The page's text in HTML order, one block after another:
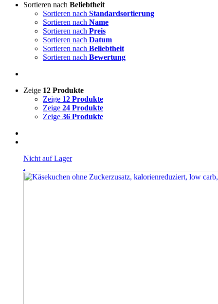
Sortieren nach Beliebtheit
Sortieren nach Standardsortierung
Sortieren nach Name
Sortieren nach Preis
Sortieren nach Datum
Sortieren nach Beliebtheit
Sortieren nach Bewertung
Zeige 12 Produkte
Zeige 12 Produkte
Zeige 24 Produkte
Zeige 36 Produkte
Nicht auf Lager
.